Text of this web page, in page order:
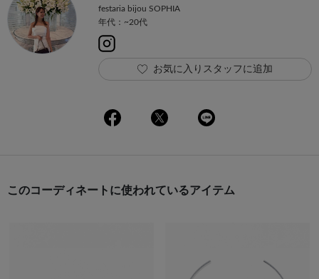
festaria bijou SOPHIA
年代：~20代
お気に入りスタッフに追加
このコーディネートに使われているアイテム